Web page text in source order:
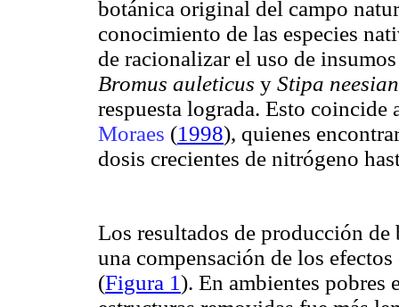
botánica original del campo
conocimiento de las especies
de racionalizar el uso de
Bromus auleticus y Stipa
respuesta lograda. Esto
Moraes (1998), quienes
dosis crecientes de nitrógeno
Los resultados de producción
una compensación de los
(Figura 1). En ambientes pobres